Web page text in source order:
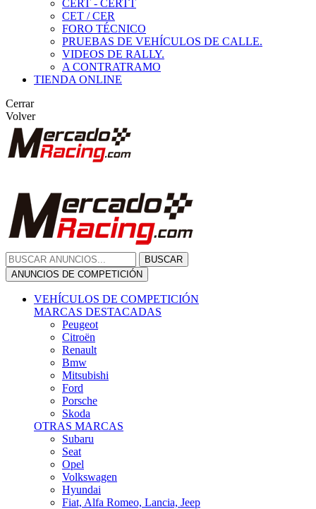
CERT - CERTT
CET / CER
FORO TÉCNICO
PRUEBAS DE VEHÍCULOS DE CALLE.
VIDEOS DE RALLY.
A CONTRATRAMO
TIENDA ONLINE
Cerrar
Volver
BUSCAR
ANUNCIOS DE COMPETICIÓN
VEHÍCULOS DE COMPETICIÓN
MARCAS DESTACADAS
Peugeot
Citroën
Renault
Bmw
Mitsubishi
Ford
Porsche
Skoda
OTRAS MARCAS
Subaru
Seat
Opel
Volkswagen
Hyundai
Fiat, Alfa Romeo, Lancia, Jeep
Toyota